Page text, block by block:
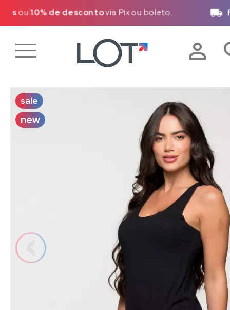
FRETE GRÁTIS- R$99,00 (Sudeste)
sale
new